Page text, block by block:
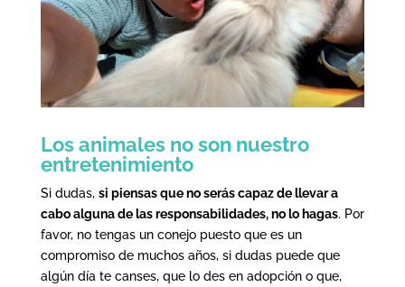
Los animales no son nuestro
entretenimiento
Si dudas, si piensas que no serás capaz de llevar a
cabo alguna de las responsabilidades, no lo hagas. Por
favor, no tengas un conejo puesto que es un
compromiso de muchos años, si dudas puede que
algún día te canses, que lo des en adopción o que,